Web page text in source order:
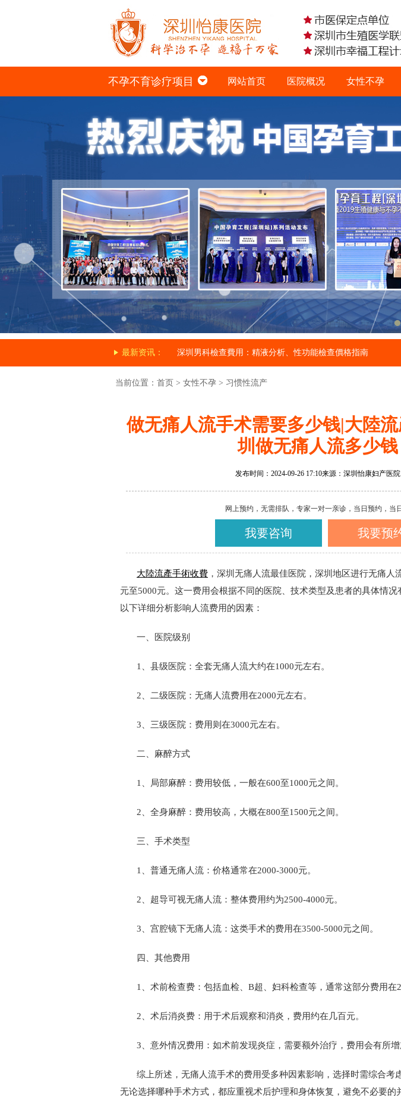
不孕不育诊疗项目 网站首页 医院概况 女性不孕
最新资讯： 深圳男科檢查費用：精液分析、性功能檢查價格指南
当前位置： 首页 > 女性不孕 > 习惯性流产
做无痛人流手术需要多少钱|大陸
圳做无痛人流多少钱
发布时间：2024-09-26 17:10来源：深圳怡康妇产医院
网上预约，无需排队，专家一对一亲诊，当日预约，当
我要咨询 我要预
大陸流產手術收費 ，深圳无痛人流最佳医院，深圳地区进行无痛人
元至5000元。这一费用会根据不同的医院、技术类型及患者的具体情况
以下详细分析影响人流费用的因素：
一、医院级别
1、县级医院：全套无痛人流大约在1000元左右。
2、二级医院：无痛人流费用在2000元左右。
3、三级医院：费用则在3000元左右。
二、麻醉方式
1、局部麻醉：费用较低，一般在600至1000元之间。
2、全身麻醉：费用较高，大概在800至1500元之间。
三、手术类型
1、普通无痛人流：价格通常在2000-3000元。
2、超导可视无痛人流：整体费用约为2500-4000元。
3、宫腔镜下无痛人流：这类手术的费用在3500-5000元之间。
四、其他费用
1、术前检查费：包括血检、B超、妇科检查等，通常这部分费用在
2、术后消炎费：用于术后观察和消炎，费用约在几百元。
3、意外情况费用：如术前发现炎症，需要额外治疗，费用会有所增
综上所述，无痛人流手术的费用受多种因素影响，选择时需综合考
无论选择哪种手术方式，都应重视术后护理和身体恢复，避免不必要的